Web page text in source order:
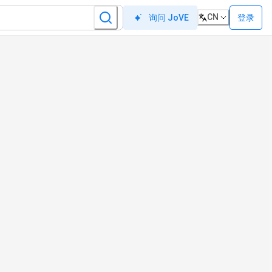
询问 JoVE CN 登录